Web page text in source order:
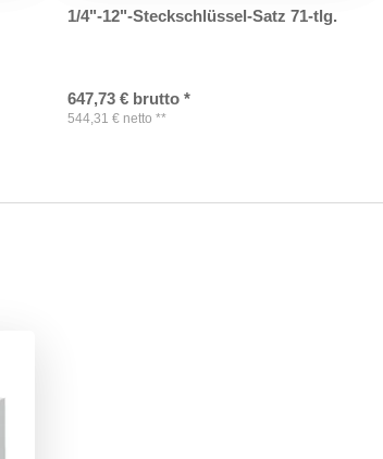
1/4"-12"-Steckschlüssel-Satz 71-tlg.
647,73 € brutto *
544,31 € netto **